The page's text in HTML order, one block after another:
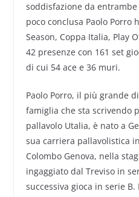
soddisfazione da
poco conclusa Paolo Porro
Season, Coppa Italia, Play
42 presenze con 161 set
di cui 54 ace e 36 muri.
Paolo Porro, il più grande
famiglia che sta scrivendo
pallavolo Utalia, è nato a
sua carriera pallavolistica
Colombo Genova, nella
ingaggiato dal Treviso in
successiva gioca in serie